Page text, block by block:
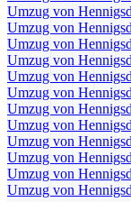
Umzug von
Umzug von
Umzug von
Umzug von
Umzug von
Umzug von
Umzug von
Umzug von
Umzug von
Umzug von
Umzug von
Umzug von